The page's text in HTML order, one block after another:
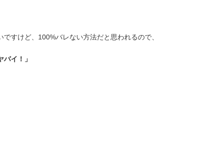
すけど、100%バレない方法だと思われるので、
イ！」